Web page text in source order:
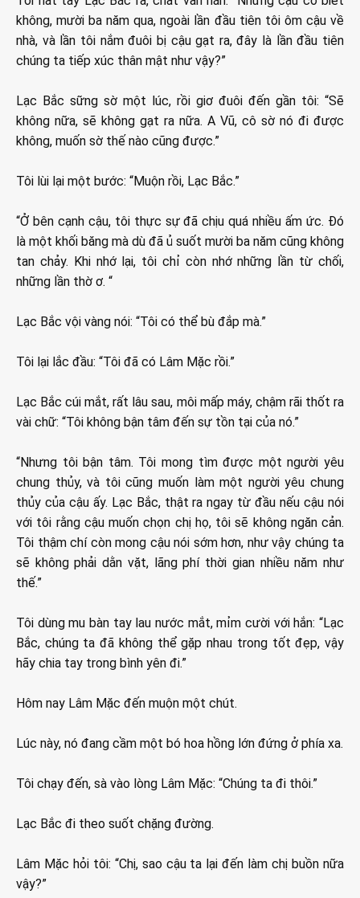
không, mười ba năm qua, ngoài lần đầu tiên tôi ôm cậu về
nhà, và lần tôi nắm đuôi bị cậu gạt ra, đây là lần đầu tiên
chúng ta tiếp xúc thân mật như vậy?”
Lạc Bắc sững sờ một lúc, rồi giơ đuôi đến gần tôi: “Sẽ
không nữa, sẽ không gạt ra nữa. A Vũ, cô sờ nó đi được
không, muốn sờ thế nào cũng được.”
Tôi lùi lại một bước: “Muộn rồi, Lạc Bắc.”
“Ở bên cạnh cậu, tôi thực sự đã chịu quá nhiều ấm ức. Đó
là một khối băng mà dù đã ủ suốt mười ba năm cũng không
tan chảy. Khi nhớ lại, tôi chỉ còn nhớ những lần từ chối,
những lần thờ ơ. “
Lạc Bắc vội vàng nói: “Tôi có thể bù đắp mà.”
Tôi lại lắc đầu: “Tôi đã có Lâm Mặc rồi.”
Lạc Bắc cúi mắt, rất lâu sau, môi mấp máy, chậm rãi thốt ra
vài chữ: “Tôi không bận tâm đến sự tồn tại của nó.”
“Nhưng tôi bận tâm. Tôi mong tìm được một người yêu
chung thủy, và tôi cũng muốn làm một người yêu chung
thủy của cậu ấy. Lạc Bắc, thật ra ngay từ đầu nếu cậu nói
với tôi rằng cậu muốn chọn chị họ, tôi sẽ không ngăn cản.
Tôi thậm chí còn mong cậu nói sớm hơn, như vậy chúng ta
sẽ không phải dằn vặt, lãng phí thời gian nhiều năm như
thế.”
Tôi dùng mu bàn tay lau nước mắt, mỉm cười với hắn: “Lạc
Bắc, chúng ta đã không thể gặp nhau trong tốt đẹp, vậy
hãy chia tay trong bình yên đi.”
Hôm nay Lâm Mặc đến muộn một chút.
Lúc này, nó đang cầm một bó hoa hồng lớn đứng ở phía xa.
Tôi chạy đến, sà vào lòng Lâm Mặc: “Chúng ta đi thôi.”
Lạc Bắc đi theo suốt chặng đường.
Lâm Mặc hỏi tôi: “Chị, sao cậu ta lại đến làm chị buồn nữa
vậy?”